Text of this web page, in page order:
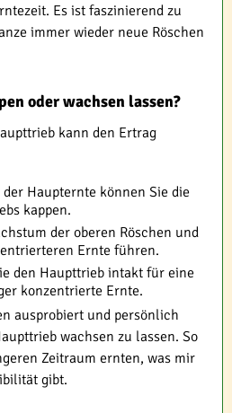
Es ist faszinierend zu
immer wieder neue Röschen
oder wachsen lassen?
kann den Ertrag
der Haupternte können Sie die
kappen.
der oberen Röschen und
Ernte führen.
den Haupttrieb intakt für eine
konzentrierte Ernte.
ausprobiert und persönlich
wachsen zu lassen. So
Zeitraum ernten, was mir
gibt.